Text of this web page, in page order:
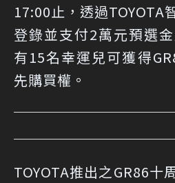
17:00止，透過TOYOTA
登錄並支付2萬元預選
有15名幸運兒可獲得
先購買權。
TOYOTA推出之GR86十